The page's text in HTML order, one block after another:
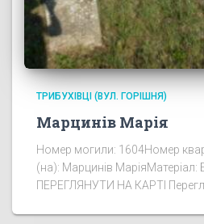
ТРИБУХІВЦІ (ВУЛ. ГОРІШНЯ)
Марцинів Марія
Номер могили: 1604Номер
(на): Марцинів МаріяМатеріал:
ПЕРЕГЛЯНУТИ НА КАРТІ